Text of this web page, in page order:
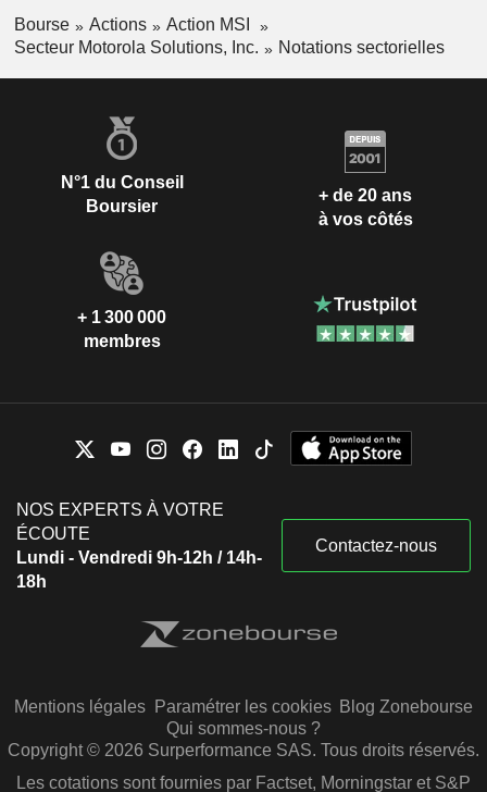
Bourse Actions
Action MSI
Secteur Motorola Solutions, Inc.
Notations sectorielles
N°1 du Conseil
Boursier
+ de 20 ans
à vos côtés
+ 1 300 000
membres
NOS EXPERTS À VOTRE
ÉCOUTE
Lundi - Vendredi 9h-12h / 14h-
18h
Contactez-nous
Mentions légales Paramétrer les cookies Blog Zonebourse
Qui sommes-nous ?
Copyright © 2026 Surperformance SAS. Tous droits réservés.
Les cotations sont fournies par Factset, Morningstar et S&P